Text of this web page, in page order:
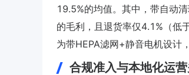
19.5%的均值。其中，带自动
的毛利，且退货率仅4.1%（低
为带HEPA滤网+静音电机设计
合规准入与本地化运